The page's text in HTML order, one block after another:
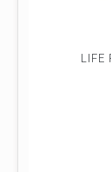
LIFE